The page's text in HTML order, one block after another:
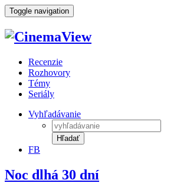
Toggle navigation
Recenzie
Rozhovory
Témy
Seriály
Vyhľadávanie
Hľadať
FB
Noc dlhá 30 dní